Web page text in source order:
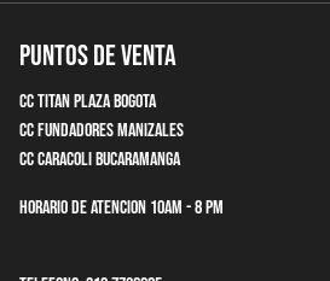
Puntos de Venta
CC Titan Plaza Bogota
CC Fundadores Manizales
CC Caracoli Bucaramanga
Horario de Atencion 10am - 8 pm